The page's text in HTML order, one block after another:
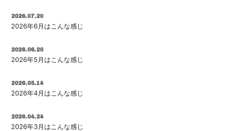
2026.07.20
2026年6月はこんな感じ
2026.06.20
2026年5月はこんな感じ
2026.05.14
2026年4月はこんな感じ
2026.04.24
2026年3月はこんな感じ